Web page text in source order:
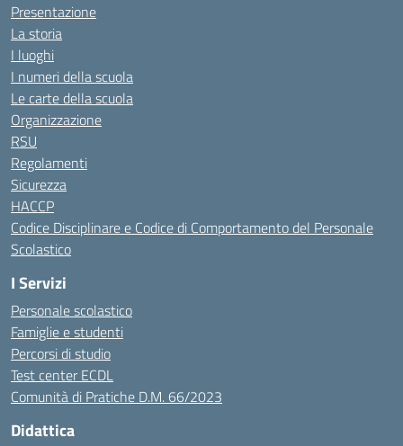
Presentazione
La storia
I luoghi
I numeri della scuola
Le carte della scuola
Organizzazione
RSU
Regolamenti
Sicurezza
HACCP
Codice Disciplinare e Codice di Comportamento del Personale
Scolastico
I Servizi
Personale scolastico
Famiglie e studenti
Percorsi di studio
Test center ECDL
Comunità di Pratiche D.M. 66/2023
Didattica